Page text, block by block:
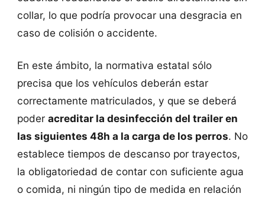
collar, lo que podría provocar una desgracia en
caso de colisión o accidente.
En este ámbito, la normativa estatal sólo
precisa que los vehículos deberán estar
correctamente matriculados, y que se deberá
poder acreditar la desinfección del trailer en
las siguientes 48h a la carga de los perros. No
establece tiempos de descanso por trayectos,
la obligatoriedad de contar con suficiente agua
o comida, ni ningún tipo de medida en relación